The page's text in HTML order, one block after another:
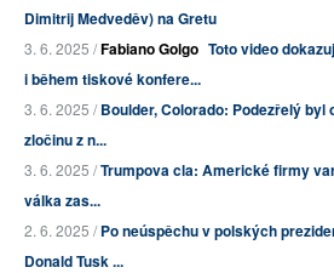
Dimitrij Medveděv) na Gretu
3. 6. 2025 /Fabiano Golgo Toto video
i během tiskové konfere...
3. 6. 2025 /Boulder, Colorado: Podezřelý byl
zločinu z n...
3. 6. 2025 /Trumpova cla: Americké firmy
válka zas...
2. 6. 2025 /Po neúspěchu v polských
Donald Tusk ...